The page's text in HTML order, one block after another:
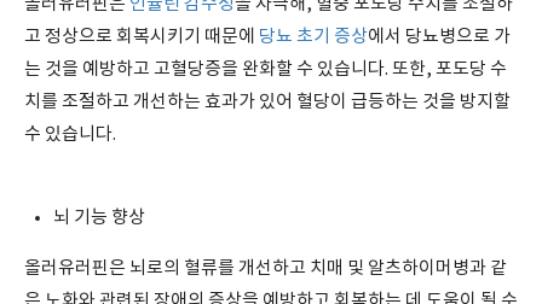
올러유러핀은 인슐린 감수성을 자극해, 혈중 포도당 수치를 조절하
고 정상으로 회복시키기 때문에 당뇨 초기 증상에서 당뇨병으로 가
는 것을 예방하고 고혈당증을 완화할 수 있습니다. 또한, 포도당 수
치를 조절하고 개선하는 효과가 있어 혈당이 급등하는 것을 방지할
수 있습니다.
뇌 기능 향상
올러유러핀은 뇌로의 혈류를 개선하고 치매 및 알츠하이머병과 같